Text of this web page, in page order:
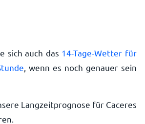
sich auch das 14-Tage-Wetter für
, wenn es noch genauer sein
Langzeitprognose für Caceres